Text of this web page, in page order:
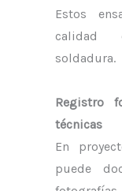
Estos
calidad
soldadura.
Registro
técnicas
En
puede